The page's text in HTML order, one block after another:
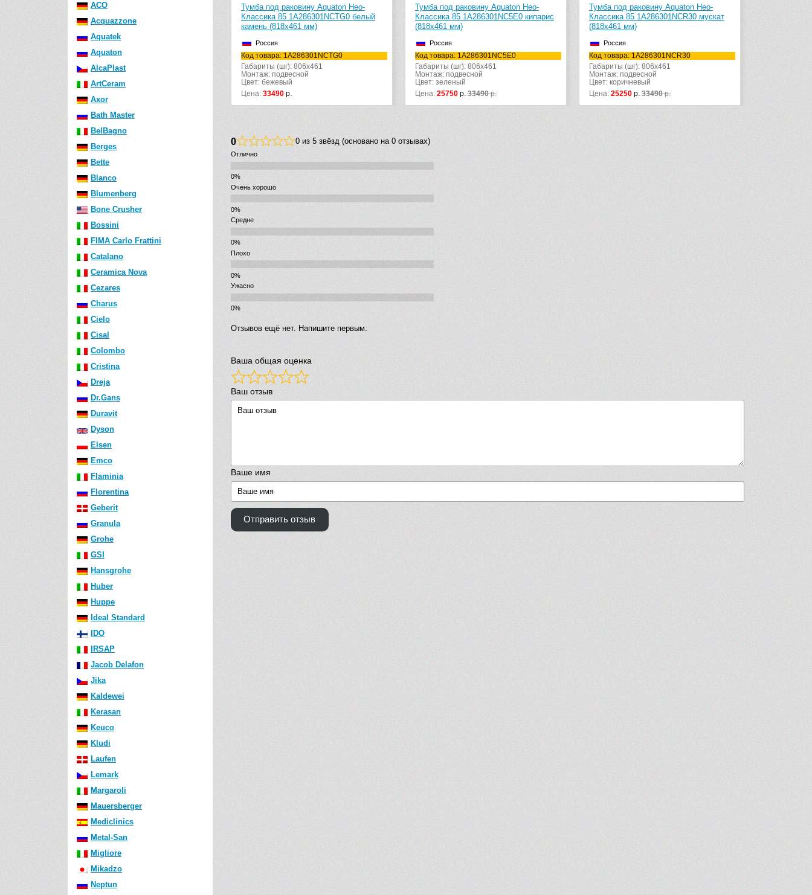
ACO
Acquazzone
Aquatek
Aquaton
AlcaPlast
ArtCeram
Axor
Bath Master
BelBagno
Berges
Bette
Blanco
Blumenberg
Bone Crusher
Bossini
FIMA Carlo Frattini
Catalano
Ceramica Nova
Cezares
Charus
Cielo
Cisal
Colombo
Cristina
Dreja
Dr.Gans
Duravit
Dyson
Elsen
Emco
Flaminia
Florentina
Geberit
Granula
Grohe
GSI
Hansgrohe
Huber
Huppe
Ideal Standard
IDO
IRSAP
Jacob Delafon
Jika
Kaldewei
Kerasan
Keuco
Kludi
Laufen
Lemark
Margaroli
Mauersberger
Mediclinics
Metal-San
Migliore
Mikadzo
Neptun
Тумба под раковину Aquaton Нео-
Классика 85 1A286301NCTG0 белый
камень (818х461 мм)
Россия
Код товара: 1A286301NCTG0
Габариты (шг): 806x461
Монтаж: подвесной
Цвет: бежевый
Цена: 33490 р.
Тумба под раковину Aquaton Нео-
Классика 85 1A286301NC5E0 кипарис
(818х461 мм)
Россия
Код товара: 1A286301NC5E0
Габариты (шг): 806x461
Монтаж: подвесной
Цвет: зеленый
Цена: 25750 р. 33490р.
Тумба под раковину Aquaton Нео-
Классика 85 1A286301NCR30 мускат
(818х461 мм)
Россия
Код товара: 1A286301NCR30
Габариты (шг): 806x461
Монтаж: подвесной
Цвет: коричневый
Цена: 25250 р. 33490р.
0 0 из 5 звёзд (основано на 0 отзывах)
Отлично
Очень хорошо
Средне
Плохо
Ужасно
Отзывов ещё нет. Напишите первым.
Ваша общая оценка
Ваш отзыв
Ваше имя
Отправить отзыв